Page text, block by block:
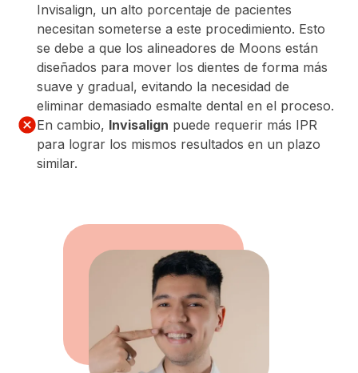
Invisalign, un alto porcentaje de pacientes
necesitan someterse a este procedimiento. Esto
se debe a que los alineadores de Moons están
diseñados para mover los dientes de forma más
suave y gradual, evitando la necesidad de
eliminar demasiado esmalte dental en el proceso.
En cambio, Invisalign puede requerir más IPR
para lograr los mismos resultados en un plazo
similar.